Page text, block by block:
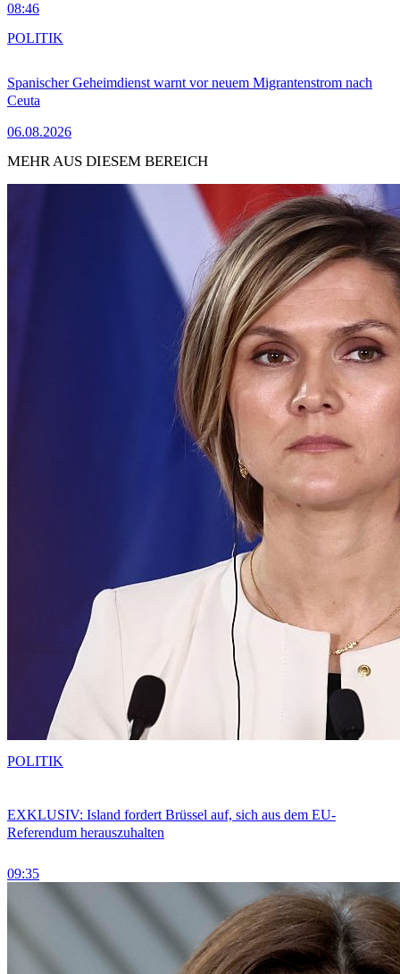
08:46
Spanischer Geheimdienst warnt vor neuem Migrantenstrom nach
Ceuta
06.08.2026
POLITIK
MEHR AUS DIESEM BEREICH
EXKLUSIV: Island fordert Brüssel auf, sich aus dem EU-
Referendum herauszuhalten
09:35
POLITIK